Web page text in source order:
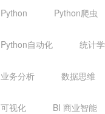
Python Python爬虫
Python自动化 统计学
业务分析 数据思维
可视化 BI 商业智能